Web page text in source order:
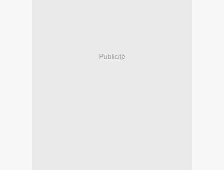
Publicité